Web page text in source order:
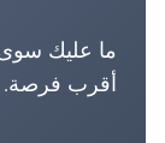
ما عليك
أقرب فرصة.